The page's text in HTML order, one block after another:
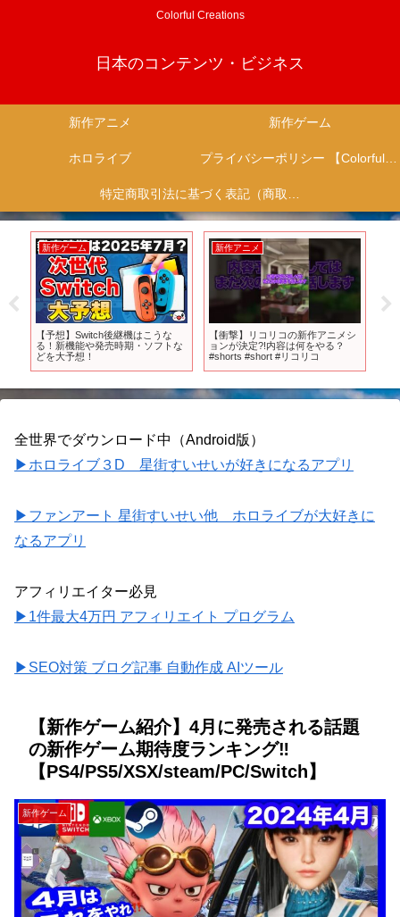
Colorful Creations
日本のコンテンツ・ビジネス
新作アニメ 新作ゲーム
ホロライブ プライバシーポリシー 【Colorful Creation】
特定商取引法に基づく表記（商取引に関する開示）
新作ゲーム
【予想】Switch後継機はこうな
る！新機能や発売時期・ソフトな
どを大予想！
新作アニメ
【衝撃】リコリコの新作アニメシ
ョンが決定?!内容は何をやる？
#shorts #short #リコリコ
全世界でダウンロード中（Android版）
▶ホロライブ３D 星街すいせいが好きになるアプリ
▶ファンアート 星街すいせい他 ホロライブが大好きに
なるアプリ
アフィリエイター必見
▶1件最大4万円 アフィリエイト プログラム
▶SEO対策 ブログ記事 自動作成 AIツール
【新作ゲーム紹介】4月に発売される話題
の新作ゲーム期待度ランキング‼️
【PS4/PS5/XSX/steam/PC/Switch】
新作ゲーム